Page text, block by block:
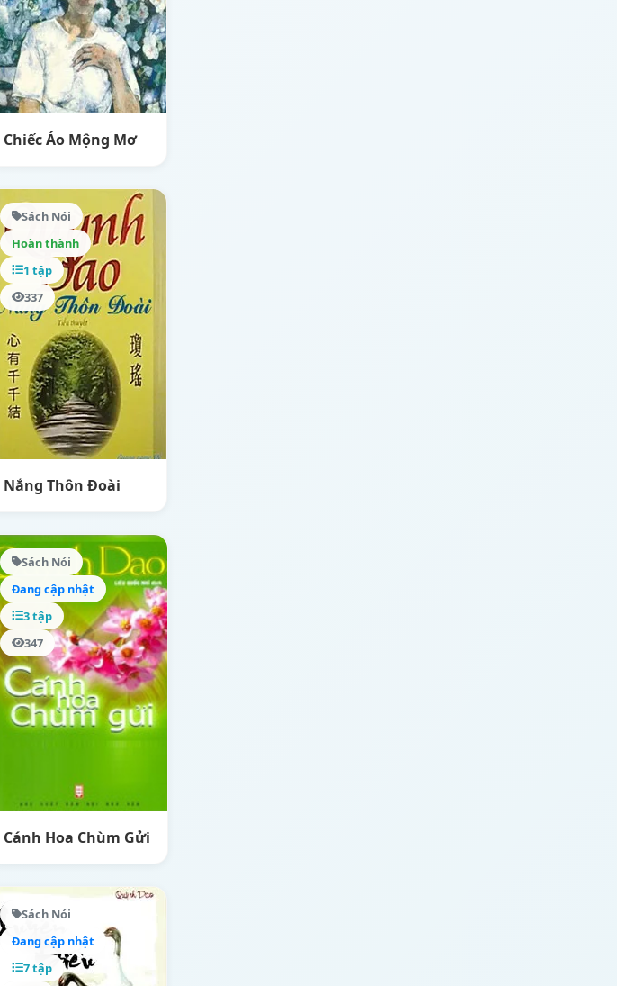
Chiếc Áo Mộng Mơ
Sách Nói
Hoàn thành
1 tập
337
Nắng Thôn Đoài
Sách Nói
Đang cập nhật
3 tập
347
Cánh Hoa Chùm Gửi
Sách Nói
Đang cập nhật
7 tập